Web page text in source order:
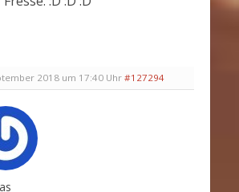
2018 um 17:40 Uhr #127294